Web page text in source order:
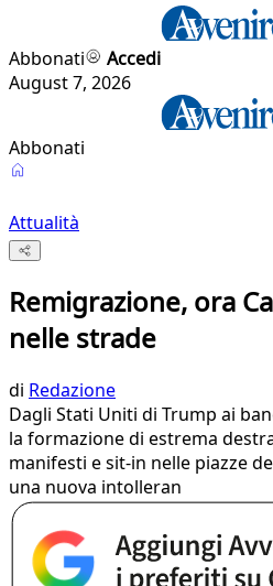
Abbonati
Accedi
August 7, 2026
Abbonati
Attualità
Remigrazione, ora
nelle strade
di Redazione
Dagli Stati Uniti di Trump ai
la formazione di estrema
manifesti e sit-in nelle piazze
una nuova intolleran